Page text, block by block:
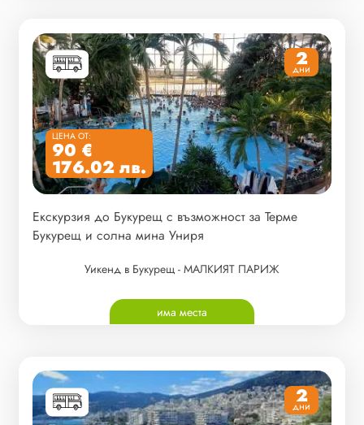
2
дни
ЦЕНА ОТ:
90 €
176.02 лв.
Екскурзия до Букурещ с възможност за Терме
Букурещ и солна мина Униря
Уикенд в Букурещ - МАЛКИЯТ ПАРИЖ
има места
2
дни